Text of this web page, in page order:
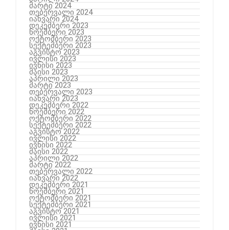
მარტი 2024
თებერვალი 2024
იანვარი 2024
დეკემბერი 2023
ნოემბერი 2023
ოქტომბერი 2023
სექტემბერი 2023
აგვისტო 2023
ივლისი 2023
ივნისი 2023
მაისი 2023
აპრილი 2023
მარტი 2023
თებერვალი 2023
იანვარი 2023
დეკემბერი 2022
ნოემბერი 2022
ოქტომბერი 2022
სექტემბერი 2022
აგვისტო 2022
ივლისი 2022
ივნისი 2022
მაისი 2022
აპრილი 2022
მარტი 2022
თებერვალი 2022
იანვარი 2022
დეკემბერი 2021
ნოემბერი 2021
ოქტომბერი 2021
სექტემბერი 2021
აგვისტო 2021
ივლისი 2021
ივნისი 2021